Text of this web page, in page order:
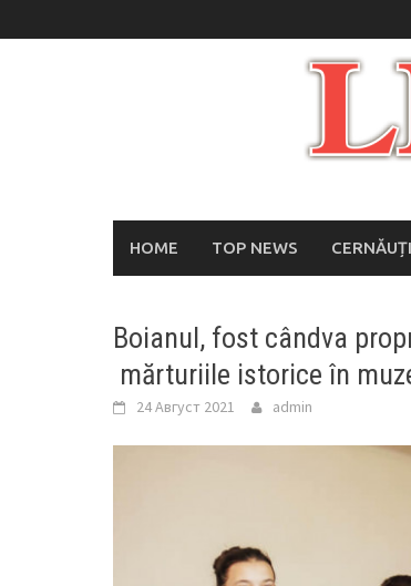
to
HOME TOP NEWS CERNĂUȚI
Boianul, fost cândva
mărturiile istorice în
24 Август 2021 admin